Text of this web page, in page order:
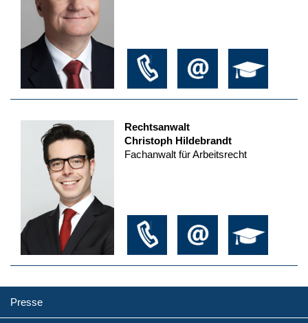
Rechtsanwalt
Christoph Hildebrandt
Fachanwalt für Arbeitsrecht
Presse